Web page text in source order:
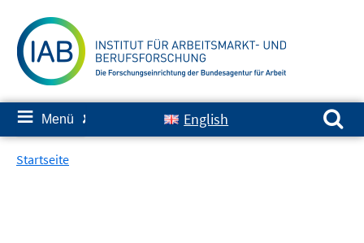
zum
Inhalt
≡ Menü ✘ English
Suchen nach:
Startseite